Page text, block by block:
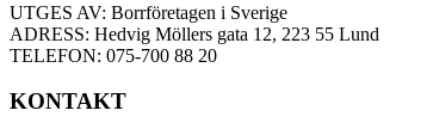
UTGES AV: Borrföretagen i Sverige
ADRESS: Hedvig Möllers gata 12, 223 55 Lund
TELEFON: 075-700 88 20
KONTAKT